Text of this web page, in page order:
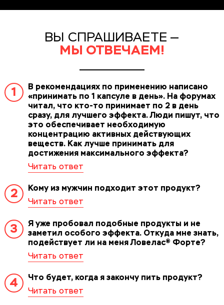
ВЫ СПРАШИВАЕТЕ —
МЫ ОТВЕЧАЕМ!
1
В рекомендациях по применению написано
«принимать по 1 капсуле в день». На форумах
читал, что кто-то принимает по 2 в день
сразу, для лучшего эффекта. Люди пишут, что
это обеспечивает необходимую
концентрацию активных действующих
веществ. Как лучше принимать для
достижения максимального эффекта?
2 Кому из мужчин подходит этот продукт?
3
Я уже пробовал подобные продукты и не
заметил особого эффекта. Откуда мне знать,
подействует ли на меня Ловелас® Форте?
4 Что будет, когда я закончу пить продукт?